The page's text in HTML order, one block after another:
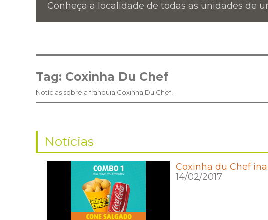
Conheça a localidade de todas as unidades de
Tag: Coxinha Du Chef
Notícias sobre a franquia Coxinha Du Chef.
Notícias
Coxinha du Chef
14/02/2017